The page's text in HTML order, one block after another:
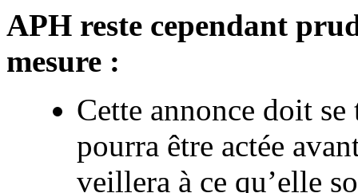
APH reste cependant
mesure :
Cette annonce doit
pourra être actée
veillera à ce qu’elle